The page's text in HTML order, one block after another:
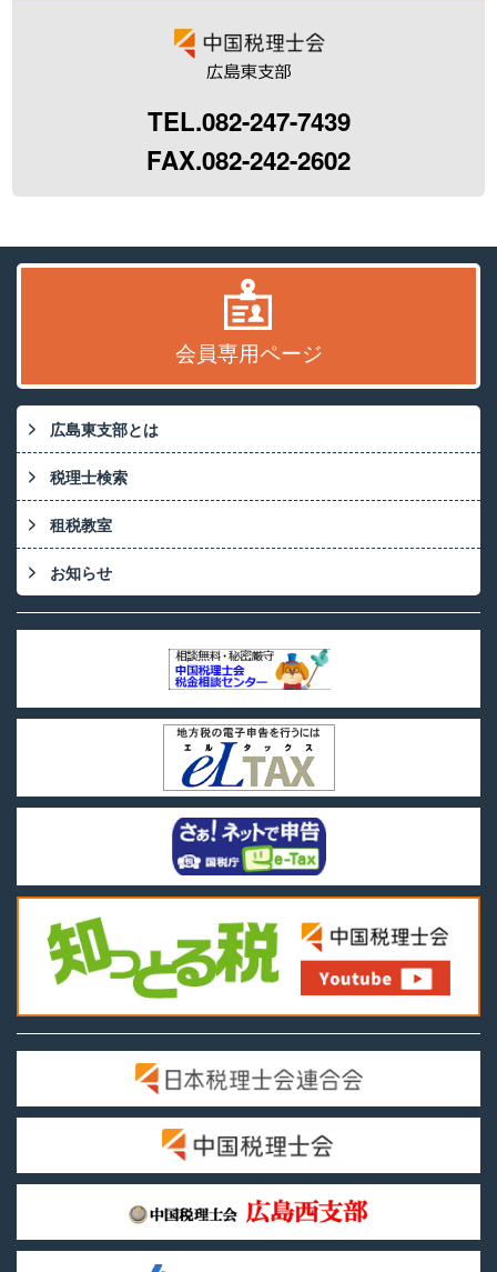
TEL.082-247-7439
FAX.082-242-2602
会員専用ページ
広島東支部とは
税理士検索
租税教室
お知らせ